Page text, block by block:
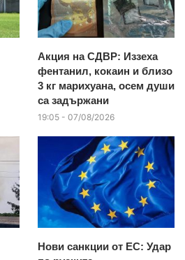
Акция на СДВР: Иззеха
фентанил, кокаин и близо
3 кг марихуана, осем души
са задържани
19:05 - 07/08/2026
Нови санкции от ЕС: Удар